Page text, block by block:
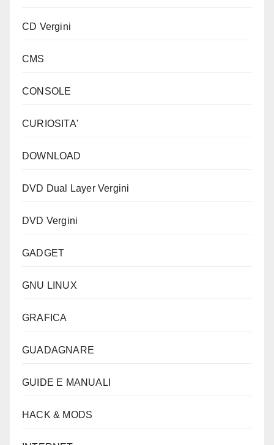
CD Vergini
CMS
CONSOLE
CURIOSITA'
DOWNLOAD
DVD Dual Layer Vergini
DVD Vergini
GADGET
GNU LINUX
GRAFICA
GUADAGNARE
GUIDE E MANUALI
HACK & MODS